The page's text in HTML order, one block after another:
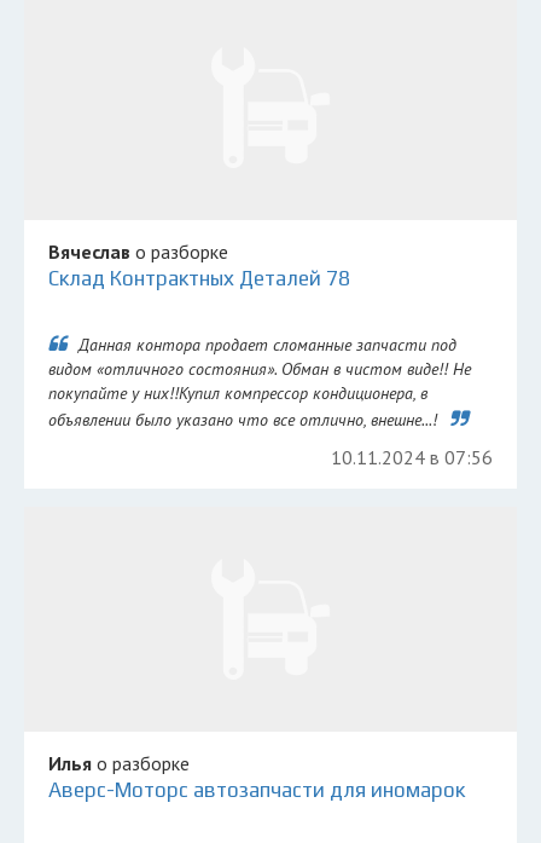
Вячеслав о разборке
Склад Контрактных Деталей 78
Данная контора продает сломанные запчасти под
видом «отличного состояния». Обман в чистом виде!! Не
покупайте у них!!Купил компрессор кондиционера, в
объявлении было указано что все отлично, внешне...!
10.11.2024 в 07:56
Илья о разборке
Аверс-Моторс автозапчасти для иномарок